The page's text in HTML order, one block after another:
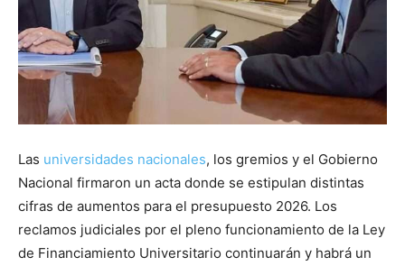
Las universidades nacionales, los gremios y el Gobierno
Nacional firmaron un acta donde se estipulan distintas
cifras de aumentos para el presupuesto 2026. Los
reclamos judiciales por el pleno funcionamiento de la Ley
de Financiamiento Universitario continuarán y habrá un